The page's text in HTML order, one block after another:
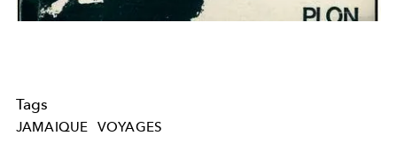
Tags
JAMAIQUE VOYAGES